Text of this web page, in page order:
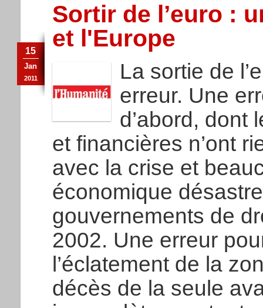
Sortir de l’euro :
et l'Europe
15
Jan
2011
La sortie de
erreur. Une
d’abord, dont
et financières n’ont
avec la crise et
économique
gouvernements de
2002. Une erreur
l’éclatement de la
décès de la seule